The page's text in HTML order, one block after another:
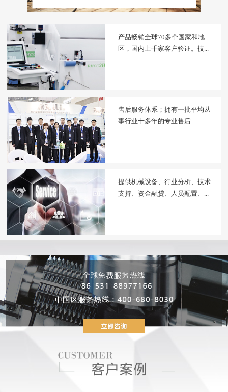
产品畅销全球70多个国家和地
区，国内上千家客户验证。技...
售后服务体系；拥有一批平均从
事行业十多年的专业售后...
提供机械设备、行业分析、技术
支持、资金融贷、人员配置、...
2019/08/09
派克机器——打破常规...
2019/08/09